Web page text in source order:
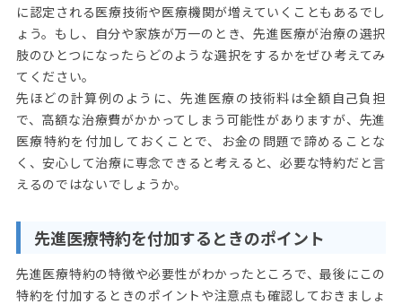
に認定される医療技術や医療機関が増えていくこともあるでし
ょう。もし、自分や家族が万一のとき、先進医療が治療の選択
肢のひとつになったらどのような選択をするかをぜひ考えてみ
てください。
先ほどの計算例のように、先進医療の技術料は全額自己負担
で、高額な治療費がかかってしまう可能性がありますが、先進
医療特約を付加しておくことで、お金の問題で諦めることな
く、安心して治療に専念できると考えると、必要な特約だと言
えるのではないでしょうか。
先進医療特約を付加するときのポイント
先進医療特約の特徴や必要性がわかったところで、最後にこの
特約を付加するときのポイントや注意点も確認しておきましょ